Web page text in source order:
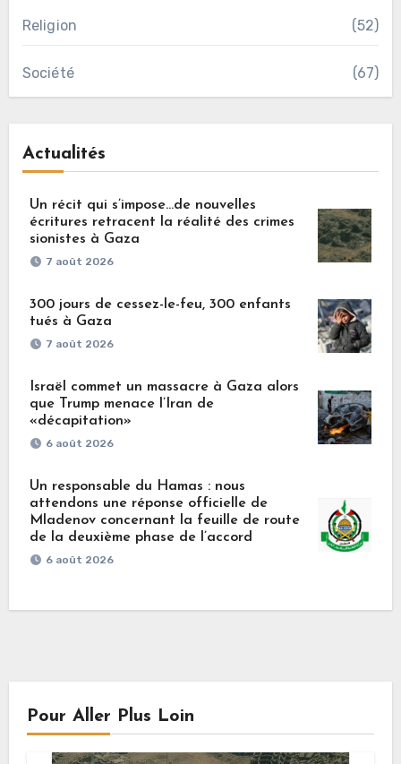
Religion (52)
Société (67)
Actualités
Un récit qui s’impose…de nouvelles
écritures retracent la réalité des crimes
sionistes à Gaza
7 août 2026
300 jours de cessez-le-feu, 300 enfants
tués à Gaza
7 août 2026
Israël commet un massacre à Gaza alors
que Trump menace l’Iran de
«décapitation»
6 août 2026
Un responsable du Hamas : nous
attendons une réponse officielle de
Mladenov concernant la feuille de route
de la deuxième phase de l’accord
6 août 2026
Pour Aller Plus Loin